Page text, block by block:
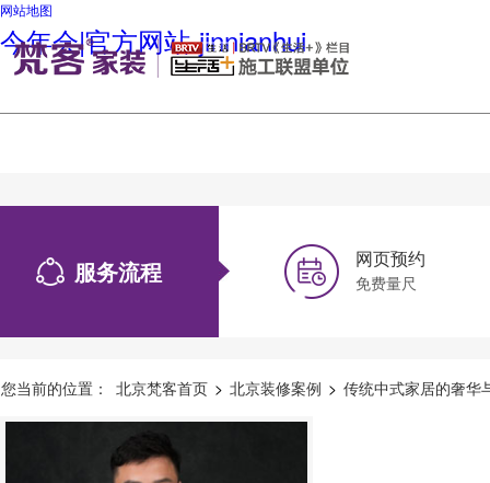
网站地图
今年会|官方网站-jinnianhui
服务流程 网页预约
免费量尺
您当前的位置： 北京梵客首页 > 北京装修案例 > 传统中式家居的奢华